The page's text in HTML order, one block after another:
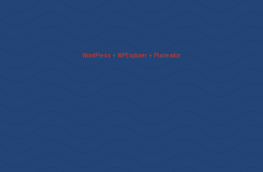
WordPress + WPExplorer + Planeador